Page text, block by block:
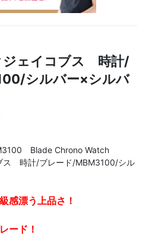
ジェイコブス 時計/
シルバー×シルバ
Blade Chrono Watch
ス 時計/ブレード/MBM3100/シル
感漂う上品さ！
ード！